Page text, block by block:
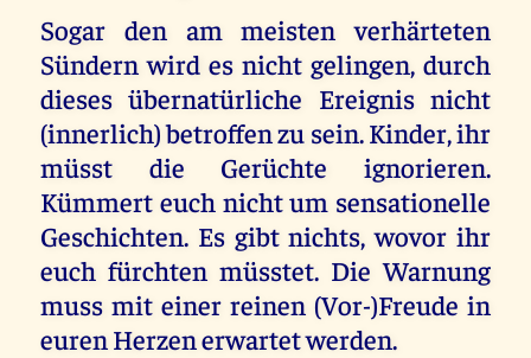
Sogar den am meisten verhärteten
Sündern wird es nicht gelingen, durch
dieses übernatürliche Ereignis nicht
(innerlich) betroffen zu sein. Kinder, ihr
müsst die Gerüchte ignorieren.
Kümmert euch nicht um sensationelle
Geschichten. Es gibt nichts, wovor ihr
euch fürchten müsstet. Die Warnung
muss mit einer reinen (Vor-)Freude in
euren Herzen erwartet werden.